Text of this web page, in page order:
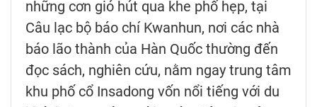
những cơn gió hút qua khe phố hẹp, tại
Câu lạc bộ báo chí Kwanhun, nơi các nhà
báo lão thành của Hàn Quốc thường đến
đọc sách, nghiên cứu, nằm ngay trung tâm
khu phố cổ Insadong vốn nổi tiếng với du